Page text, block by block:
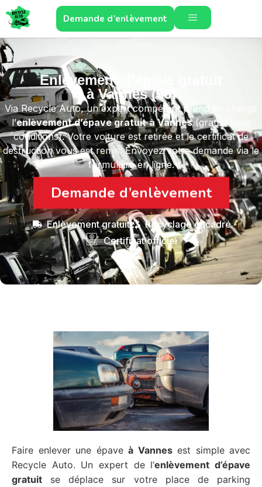
Demande d’enlèvement
Enlèvement d’épave gratuit
à Vannes (56)
Via Recycle Auto, un expert compétent prend en charge
l’enlèvement d’épave gratuit à Vannes(gratuit sous
conditions). Votre voiture est retirée et le certificat de
destruction vous est remis. Envoyez votre demande via le
formulaire en ligne.
Demande d’enlèvement
Enlèvement gratuit
Recyclage encadré
Certificat officiel
Faire enlever une épave à Vannesest simple avec
Recycle Auto. Un expert de l’enlèvement d’épave
gratuit se déplace sur votre place de parking